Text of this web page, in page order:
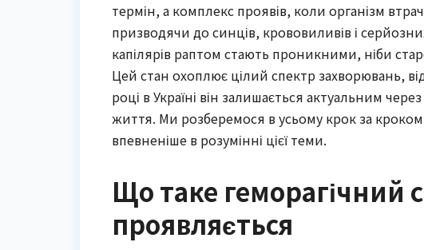
термін, а комплекс проявів, коли організм
призводячи до синців, крововиливів і
капілярів раптом стають проникними, ніби
Цей стан охоплює цілий спектр захворювань,
році в Україні він залишається актуальним
життя. Ми розберемося в усьому крок за
впевненіше в розумінні цієї теми.
Що таке геморагічний
проявляється